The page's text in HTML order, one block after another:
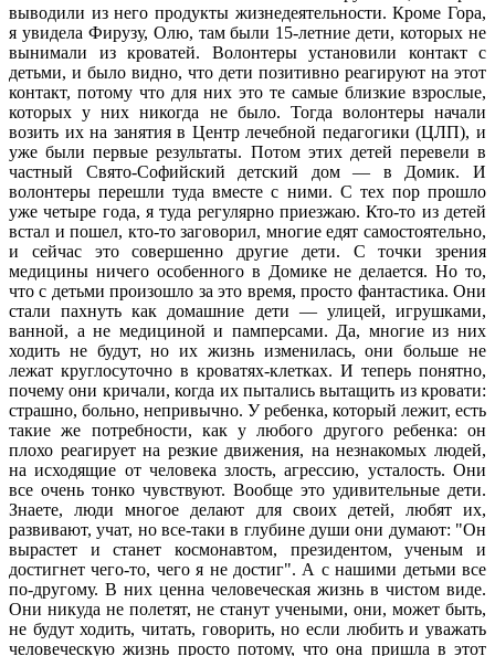
выводили из него продукты жизнедеятельности. Кроме Гора,
я увидела Фирузу, Олю, там были 15-летние дети, которых не
вынимали из кроватей. Волонтеры установили контакт с
детьми, и было видно, что дети позитивно реагируют на этот
контакт, потому что для них это те самые близкие взрослые,
которых у них никогда не было. Тогда волонтеры начали
возить их на занятия в Центр лечебной педагогики (ЦЛП), и
уже были первые результаты. Потом этих детей перевели в
частный Свято-Софийский детский дом — в Домик. И
волонтеры перешли туда вместе с ними. С тех пор прошло
уже четыре года, я туда регулярно приезжаю. Кто-то из детей
встал и пошел, кто-то заговорил, многие едят самостоятельно,
и сейчас это совершенно другие дети. С точки зрения
медицины ничего особенного в Домике не делается. Но то,
что с детьми произошло за это время, просто фантастика. Они
стали пахнуть как домашние дети — улицей, игрушками,
ванной, а не медициной и памперсами. Да, многие из них
ходить не будут, но их жизнь изменилась, они больше не
лежат круглосуточно в кроватях-клетках. И теперь понятно,
почему они кричали, когда их пытались вытащить из кровати:
страшно, больно, непривычно. У ребенка, который лежит, есть
такие же потребности, как у любого другого ребенка: он
плохо реагирует на резкие движения, на незнакомых людей,
на исходящие от человека злость, агрессию, усталость. Они
все очень тонко чувствуют. Вообще это удивительные дети.
Знаете, люди многое делают для своих детей, любят их,
развивают, учат, но все-таки в глубине души они думают: "Он
вырастет и станет космонавтом, президентом, ученым и
достигнет чего-то, чего я не достиг". А с нашими детьми все
по-другому. В них ценна человеческая жизнь в чистом виде.
Они никуда не полетят, не станут учеными, они, может быть,
не будут ходить, читать, говорить, но если любить и уважать
человеческую жизнь просто потому, что она пришла в этот